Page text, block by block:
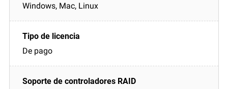
Windows, Mac, Linux
De pago